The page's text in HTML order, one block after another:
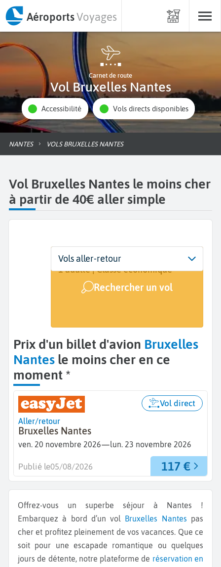
AéroportsVoyages
Carnet de route
Vol Bruxelles Nantes
Accessibilité Vols directs disponibles
NANTES VOLS BRUXELLES NANTES
Vol Bruxelles Nantes le moins cher
à partir de 40€ aller simple
Départ
Bruxelles (BRU)
Dates
20 nov. - 23 nov.
Voyageurs | Classe
1 adulte | Classe économique
Rechercher un vol
Vols aller-retour
Prix d'un billet d'avion Bruxelles
Nantes le moins cher en ce
moment *
Aller/retour
Bruxelles Nantes
ven. 20 novembre 2026—lun. 23 novembre 2026
Vol direct
117 €
Publié le05/08/2026
Offrez-vous un superbe séjour à Nantes !
Embarquez à bord d’un vol Bruxelles Nantes pas
cher et profitez pleinement de vos vacances. Que ce
soit pour une escapade romantique ou quelques
jours de détente, notre plateforme de réservation en